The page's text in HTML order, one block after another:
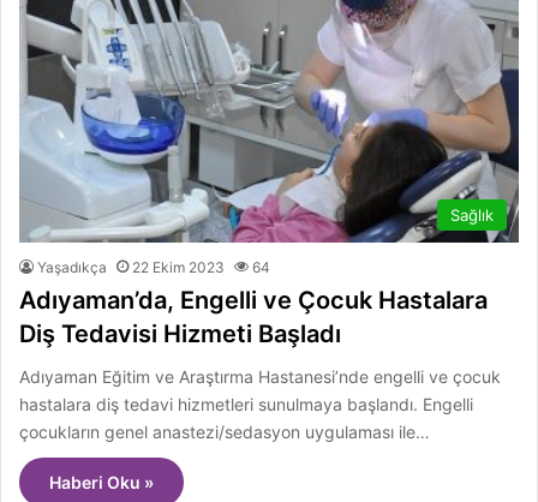
Sağlık
Yaşadıkça 22 Ekim 2023 64
Adıyaman’da, Engelli ve Çocuk Hastalara
Diş Tedavisi Hizmeti Başladı
Adıyaman Eğitim ve Araştırma Hastanesi’nde engelli ve çocuk
hastalara diş tedavi hizmetleri sunulmaya başlandı. Engelli
çocukların genel anastezi/sedasyon uygulaması ile…
Haberi Oku »